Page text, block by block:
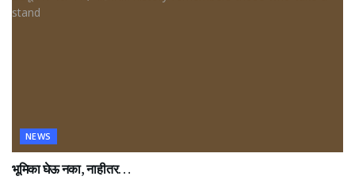
NEWS
भूमिका घेऊ नका, नाहीतर…